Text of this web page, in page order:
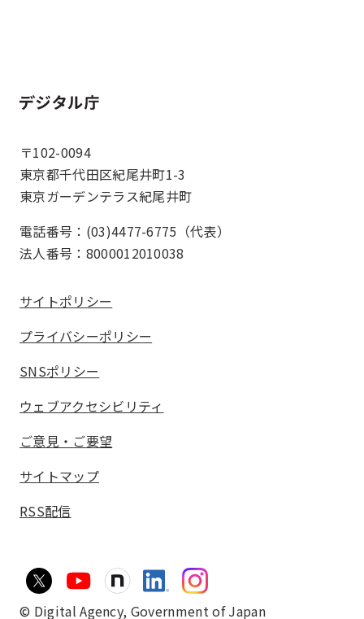
ホーム
〒102-0094
東京都千代田区紀尾井町1-3
東京ガーデンテラス紀尾井町
電話番号：(03)4477-6775（代表）
法人番号：8000012010038
サイトポリシー
プライバシーポリシー
SNSポリシー
ウェブアクセシビリティ
ご意見・ご要望
サイトマップ
RSS配信
© Digital Agency, Government of Japan